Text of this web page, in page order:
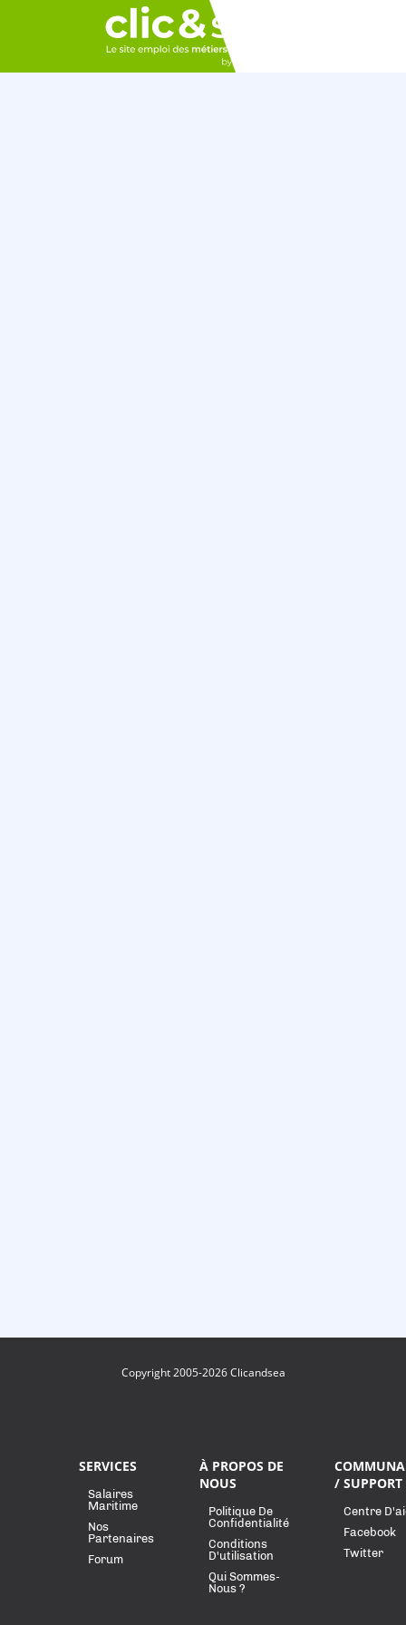
Copyright 2005-2026 Clicandsea
SERVICES
Salaires
Maritime
Nos
Partenaires
Forum
À PROPOS DE
NOUS
Politique De
Confidentialité
Conditions
D'utilisation
Qui Sommes-
Nous ?
/ SUPPORT
Centre
Facebook
Twitter